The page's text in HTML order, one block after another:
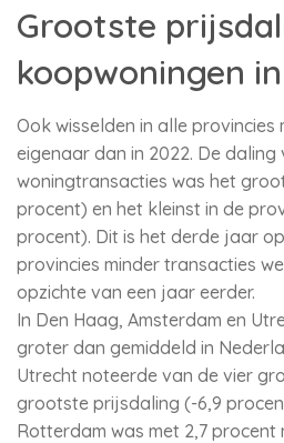
Grootste
koopwoningen
Ook wisselden in alle provincies
eigenaar dan in 2022. De daling
woningtransacties was het
procent) en het kleinst in de
procent). Dit is het derde jaar
provincies minder transacties
opzichte van een jaar eerder.
In Den Haag, Amsterdam en
groter dan gemiddeld in
Utrecht noteerde van de vier
grootste prijsdaling (-6,9
Rotterdam was met 2,7